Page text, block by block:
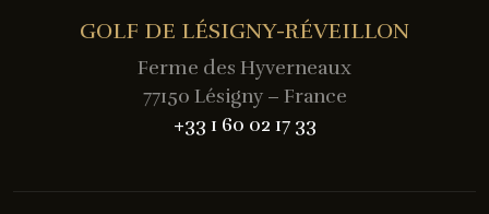
GOLF DE LÉSIGNY-RÉVEILLON
Ferme des Hyverneaux
77150 Lésigny – France
+33 1 60 02 17 33